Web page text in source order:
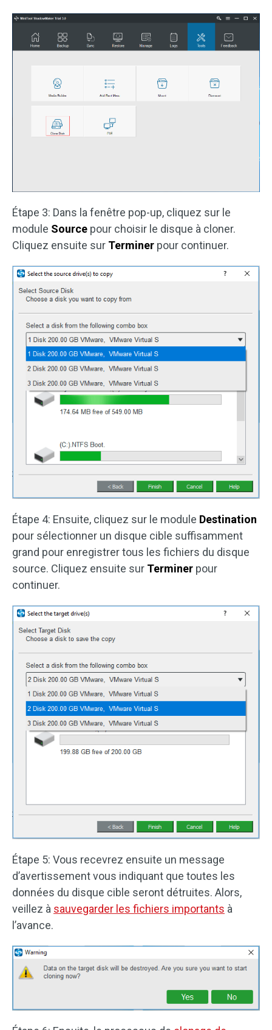
Étape 3: Dans la fenêtre pop-up, cliquez sur le
module Source pour choisir le disque à cloner.
Cliquez ensuite sur Terminer pour continuer.
Étape 4: Ensuite, cliquez sur le module Destination
pour sélectionner un disque cible suffisamment
grand pour enregistrer tous les fichiers du disque
source. Cliquez ensuite sur Terminer pour
continuer.
Étape 5: Vous recevrez ensuite un message
d’avertissement vous indiquant que toutes les
données du disque cible seront détruites. Alors,
veillez à sauvegarder les fichiers importants à
l’avance.